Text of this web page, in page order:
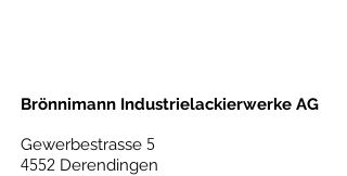
Brönnimann Industrielackierwerke AG
Gewerbestrasse 5
4552 Derendingen